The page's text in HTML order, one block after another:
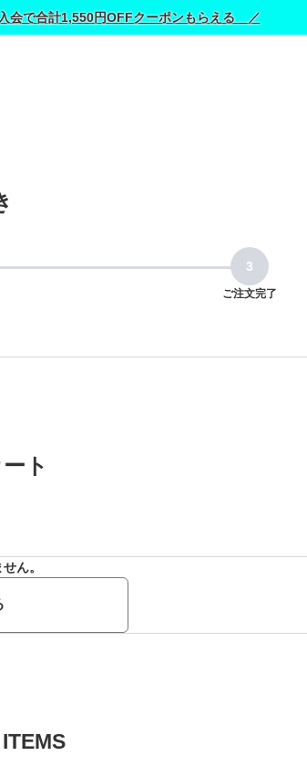
会で合計1,550円OFFクーポンもらえる ／
ご注文完了
ト
ん。